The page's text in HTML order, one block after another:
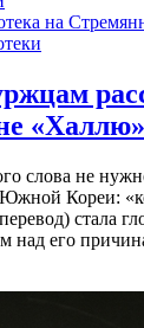
на
«Халлю»
слова не
Кореи:
стала
над его